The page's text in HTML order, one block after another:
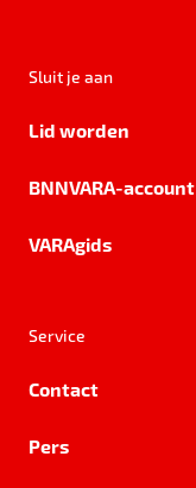
Sluit je aan
Lid worden
BNNVARA-account
VARAgids
Service
Contact
Pers